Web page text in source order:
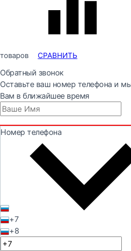
товаров
СРАВНИТЬ
Обратный звонок
Оставьте ваш номер телефона и
Вам в ближайшее время
Номер телефона
+7
+8